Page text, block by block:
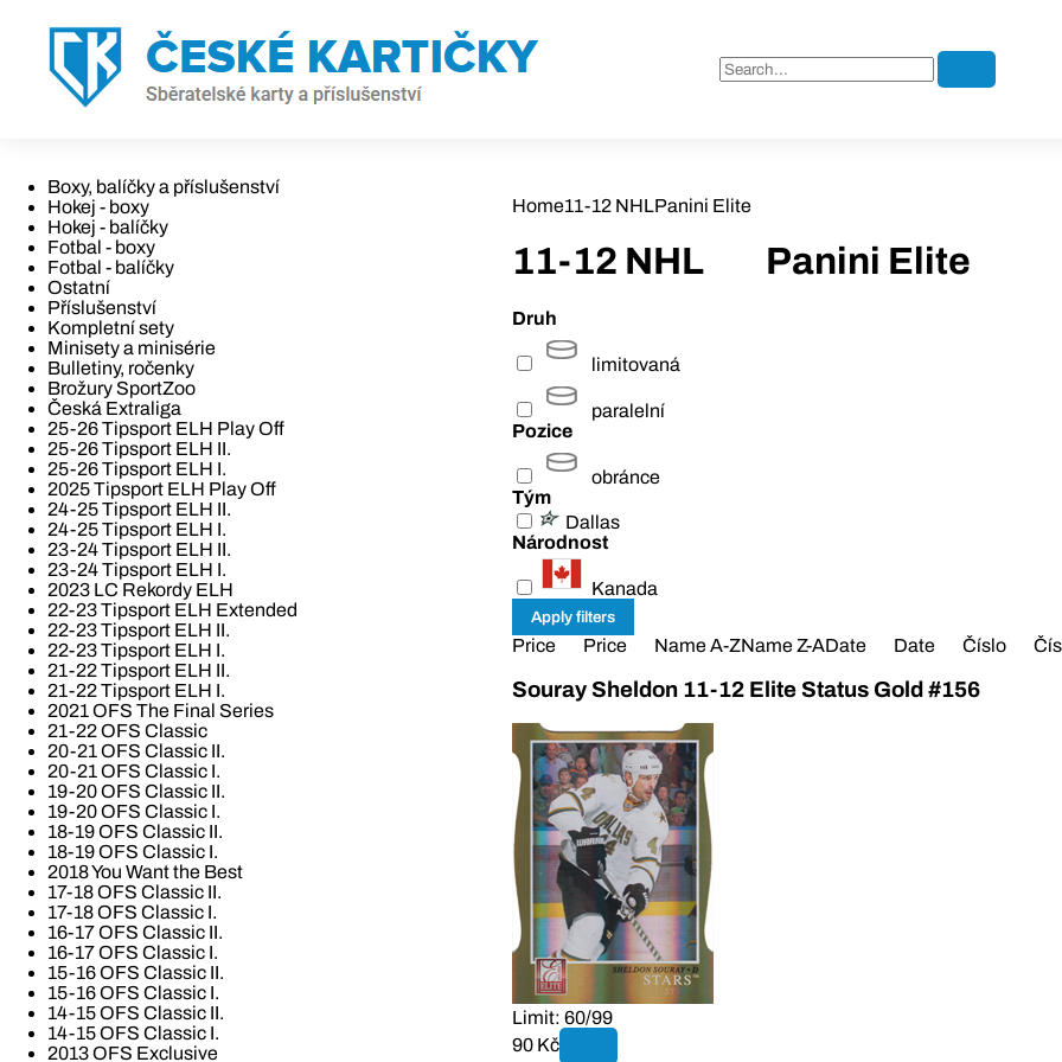
Boxy, balíčky a příslušenství
Hokej - boxy
Hokej - balíčky
Fotbal - boxy
Fotbal - balíčky
Ostatní
Příslušenství
Kompletní sety
Minisety a minisérie
Bulletiny, ročenky
Brožury SportZoo
Česká Extraliga
25-26 Tipsport ELH Play Off
25-26 Tipsport ELH II.
25-26 Tipsport ELH I.
2025 Tipsport ELH Play Off
24-25 Tipsport ELH II.
24-25 Tipsport ELH I.
23-24 Tipsport ELH II.
23-24 Tipsport ELH I.
2023 LC Rekordy ELH
22-23 Tipsport ELH Extended
22-23 Tipsport ELH II.
22-23 Tipsport ELH I.
21-22 Tipsport ELH II.
21-22 Tipsport ELH I.
2021 OFS The Final Series
21-22 OFS Classic
20-21 OFS Classic II.
20-21 OFS Classic I.
19-20 OFS Classic II.
19-20 OFS Classic I.
18-19 OFS Classic II.
18-19 OFS Classic I.
2018 You Want the Best
17-18 OFS Classic II.
17-18 OFS Classic I.
16-17 OFS Classic II.
16-17 OFS Classic I.
15-16 OFS Classic II.
15-16 OFS Classic I.
14-15 OFS Classic II.
14-15 OFS Classic I.
2013 OFS Exclusive
Home11-12 NHLPanini Elite
11-12 NHL Panini Elite
Druh
limitovaná
paralelní
Pozice
obránce
Tým
Dallas
Národnost
Kanada
Price Price Name A-ZName Z-ADate Date Číslo
Souray Sheldon 11-12 Elite Status Gold #156
Limit: 60/99
90 Kč